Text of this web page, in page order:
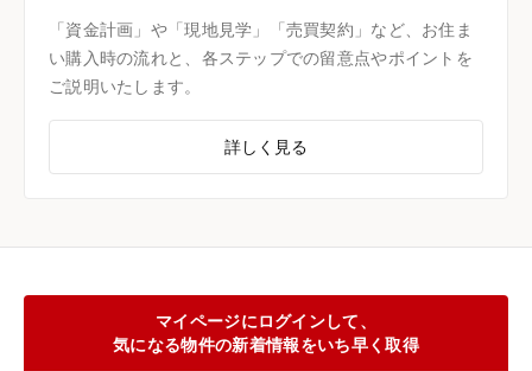
「資金計画」や「現地見学」「売買契約」など、お住ま
い購入時の流れと、各ステップでの留意点やポイントを
ご説明いたします。
詳しく見る
マイページにログインして、
気になる物件の新着情報をいち早く取得